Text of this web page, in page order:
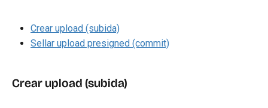
Crear upload (subida)
Sellar upload presigned (commit)
Crear upload (subida)